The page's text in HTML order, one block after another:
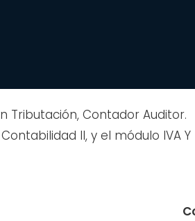
Tributación, Contador Auditor.
II, y el módulo IVA